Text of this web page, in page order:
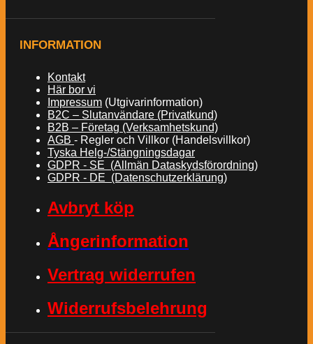
INFORMATION
Kontakt
Här bor vi
Impressum (Utgivarinformation)
B2C – Slutanvändare (Privatkund)
B2B – Företag (Verksamhetskund)
AGB - Regler och Villkor (Handelsvillkor)
Tyska Helg-/Stängningsdagar
GDPR - SE (Allmän Dataskydsförordning)
GDPR - DE (Datenschutzerklärung)
Avbryt köp
Ångerinformation
Vertrag widerrufen
Widerrufsbelehrung